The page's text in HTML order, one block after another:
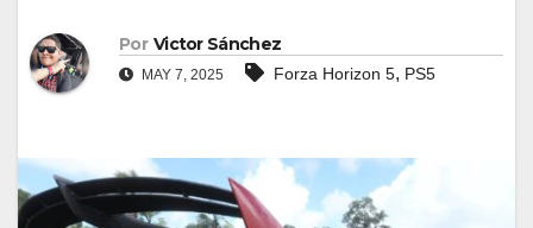
Por Victor Sánchez
MAY 7, 2025 Forza Horizon 5, PS5